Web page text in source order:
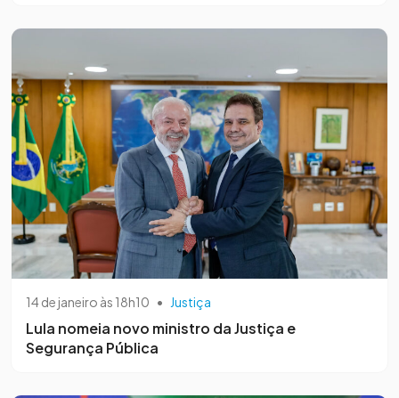
14 de janeiro às 18h10 • Justiça
Lula nomeia novo ministro da Justiça e
Segurança Pública